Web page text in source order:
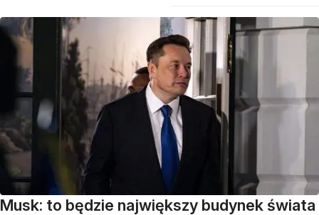
Musk: to będzie największy budynek świata